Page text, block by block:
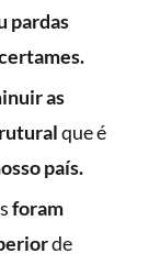
pardas
as
que é
país.
foram
de